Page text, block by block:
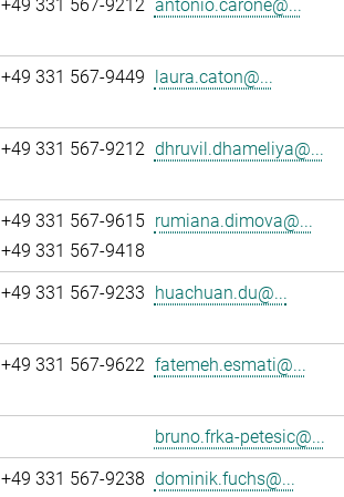
+49 331 567-9212 antonio.carone@...
+49 331 567-9449 laura.caton@...
+49 331 567-9212 dhruvil.dhameliya@...
+49 331 567-9615
+49 331 567-9418
rumiana.dimova@...
+49 331 567-9233 huachuan.du@...
+49 331 567-9622 fatemeh.esmati@...
bruno.frka-petesic@...
+49 331 567-9238 dominik.fuchs@...